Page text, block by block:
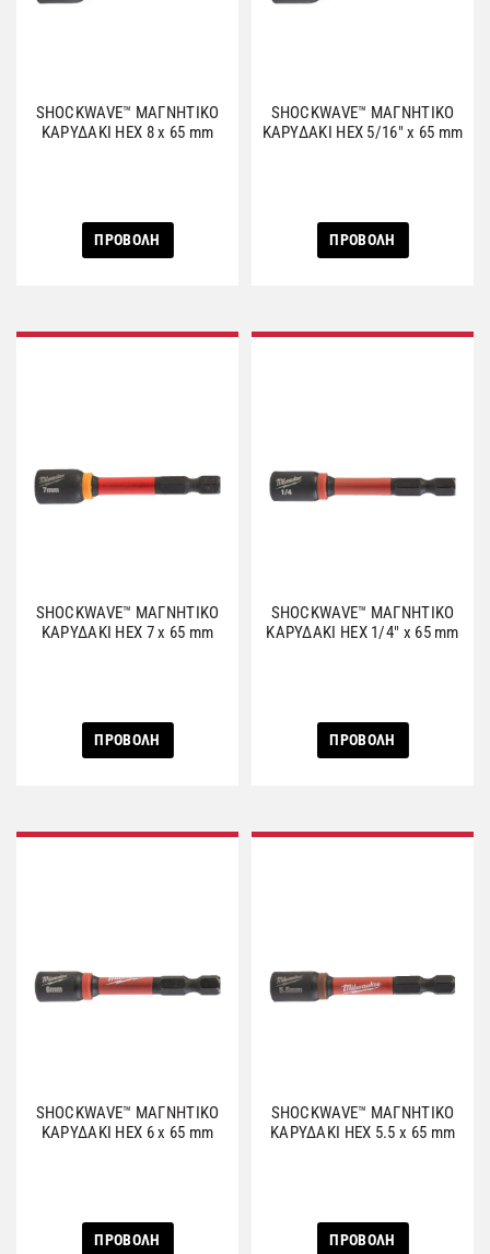
SHOCKWAVE™ ΜΑΓΝΗΤΙΚΟ
ΚΑΡΥΔΑΚΙ HEX 8 x 65 mm
ΠΡΟΒΟΛΗ
SHOCKWAVE™ ΜΑΓΝΗΤΙΚΟ
ΚΑΡΥΔΑΚΙ HEX 5/16″ x 65 mm
ΠΡΟΒΟΛΗ
SHOCKWAVE™ ΜΑΓΝΗΤΙΚΟ
ΚΑΡΥΔΑΚΙ HEX 7 x 65 mm
ΠΡΟΒΟΛΗ
SHOCKWAVE™ ΜΑΓΝΗΤΙΚΟ
ΚΑΡΥΔΑΚΙ HEX 1/4″ x 65 mm
ΠΡΟΒΟΛΗ
SHOCKWAVE™ ΜΑΓΝΗΤΙΚΟ
ΚΑΡΥΔΑΚΙ HEX 6 x 65 mm
ΠΡΟΒΟΛΗ
SHOCKWAVE™ ΜΑΓΝΗΤΙΚΟ
ΚΑΡΥΔΑΚΙ HEX 5.5 x 65 mm
ΠΡΟΒΟΛΗ